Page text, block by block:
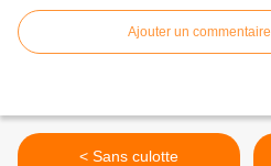
Ajouter un commentaire
< Sans culotte